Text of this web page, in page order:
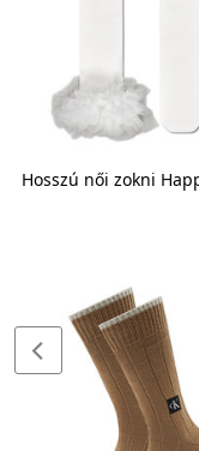
Hosszú női zokni